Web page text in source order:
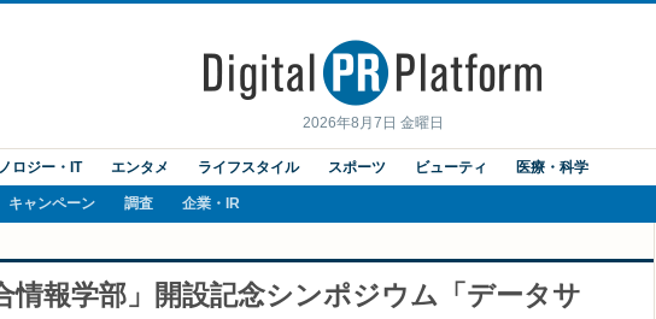
2026年8月7日 金曜日
ロジー・IT エンタメ ライフスタイル スポーツ ビューティ 医療・科学
キャンペーン 調査 企業・IR
情報学部」開設記念シンポジウム「データサ